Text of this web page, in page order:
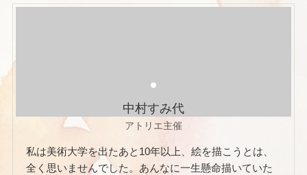
中村すみ代
アトリエ主催
私は美術大学を出たあと10年以上、絵を描こうとは、
全く思いませんでした。あんなに一生懸命描いていた